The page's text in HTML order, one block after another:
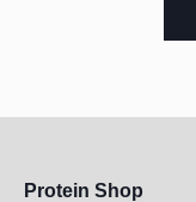
Protein Shop